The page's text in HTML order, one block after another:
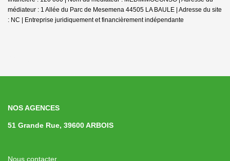
médiateur : 1 Allée du Parc de Mesemena 44505 LA BAULE | Adresse du site
: NC | Entreprise juridiquement et financièrement indépendante
NOS AGENCES
51 Grande Rue, 39600 ARBOIS
Nous contacter